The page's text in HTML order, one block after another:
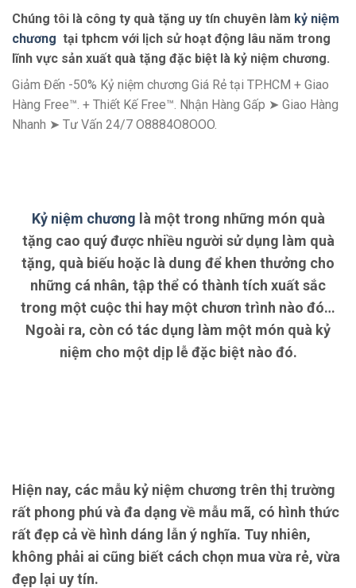
Chúng tôi là công ty quà tặng uy tín chuyên làm kỷ niệm
chương tại tphcm với lịch sử hoạt động lâu năm trong
lĩnh vực sản xuất quà tặng đặc biệt là kỷ niệm chương.
Giảm Đến -50% Kỷ niệm chương Giá Rẻ tại TP.HCM + Giao
Hàng Free™. + Thiết Kế Free™. Nhận Hàng Gấp ➤ Giao Hàng
Nhanh ➤ Tư Vấn 24/7 O8884O8OOO.
Kỷ niệm chương là một trong những món quà
tặng cao quý được nhiều người sử dụng làm quà
tặng, quà biếu hoặc là dung để khen thưởng cho
những cá nhân, tập thể có thành tích xuất sắc
trong một cuộc thi hay một chươn trình nào đó…
Ngoài ra, còn có tác dụng làm một món quà kỷ
niệm cho một dịp lễ đặc biệt nào đó.
Hiện nay, các mẫu kỷ niệm chương trên thị trường
rất phong phú và đa dạng về mẫu mã, có hình thức
rất đẹp cả về hình dáng lẫn ý nghĩa. Tuy nhiên,
không phải ai cũng biết cách chọn mua vừa rẻ, vừa
đẹp lại uy tín.